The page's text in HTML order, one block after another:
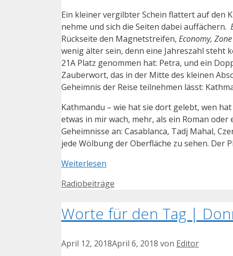
Ein kleiner vergilbter Schein flattert auf den
nehme und sich die Seiten dabei auffächern.
Rückseite den Magnetstreifen, Economy,
wenig älter sein, denn eine Jahreszahl steht
21A Platz genommen hat: Petra, und ein
Zauberwort, das in der Mitte des kleinen
Geheimnis der Reise teilnehmen lässt:
Kathmandu – wie hat sie dort gelebt, wen
etwas in mir wach, mehr, als ein Roman
Geheimnisse an: Casablanca, Tadj Mahal,
jede Wölbung der Oberfläche zu sehen. Der
Weiterlesen
Kategorien
Radiobeiträge
Worte für den Tag |
April 12, 2018April 6, 2018 von Editor